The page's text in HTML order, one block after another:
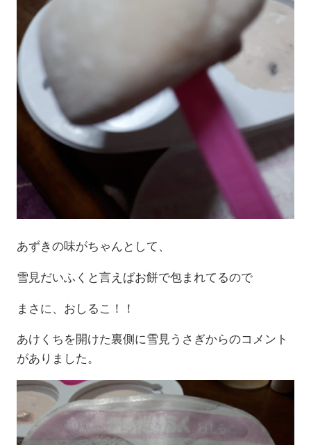
あずきの味がちゃんとして、
雪見だいふくと言えばお餅で包まれてるので
まさに、おしるこ！！
あけくちを開けた裏側に雪見うさぎからのコメント
がありました。